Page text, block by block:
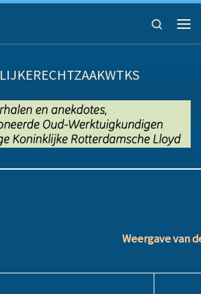
Search
Weergave van